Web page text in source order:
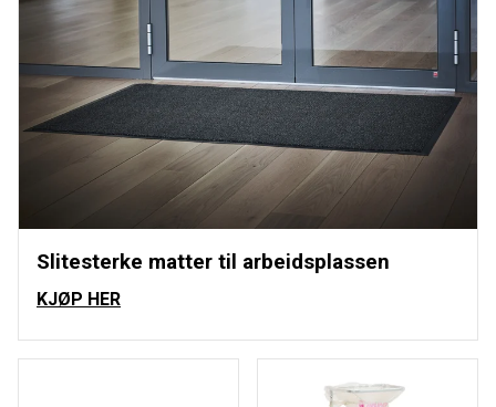
Slitesterke matter til arbeidsplassen
KJØP HER